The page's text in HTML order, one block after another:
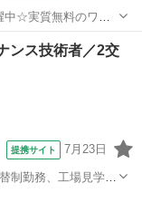
☆実質無料のワン
30代・40代・50代
ンス技術者／2交
提携サイト 7月23日
制勤務、工場見学あ